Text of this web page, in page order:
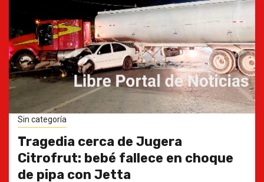
Sin categoría
Tragedia cerca de Jugera
Citrofrut: bebé fallece en choque
de pipa con Jetta